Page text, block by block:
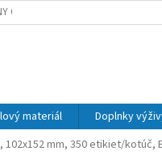
OSOBNÝCH ÚDAJOV
materiál Doplnky
mm, 350 etikiet/kotúč,